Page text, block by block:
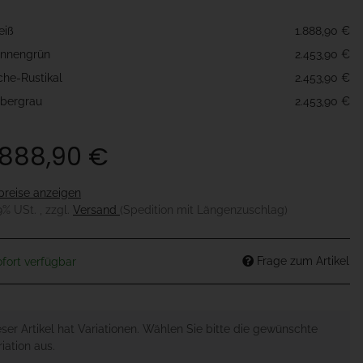
1.888,90 €
2.453,90 €
Rustikal
2.453,90 €
2.453,90 €
€
anzeigen
USt. , zzgl. Versand (Spedition mit Längenzuschlag)
verfügbar Frage zum Artikel
Artikel hat Variationen. Wählen Sie bitte die gewünschte
aus.